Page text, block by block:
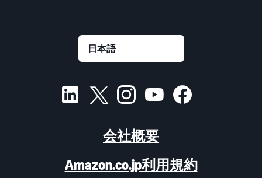
会社概要
Amazon.co.jp利用規約